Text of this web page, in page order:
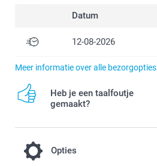
Datum
12-08-2026
Meer informatie over alle bezorgopties
Heb je een taalfoutje
gemaakt?
Opties